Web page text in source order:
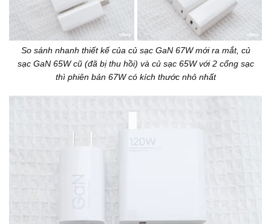
So sánh nhanh thiết kế của củ sạc GaN 67W mới ra mắt, củ
sạc GaN 65W cũ (đã bị thu hồi) và củ sạc 65W với 2 cổng sạc
thì phiên bản 67W có kích thước nhỏ nhất